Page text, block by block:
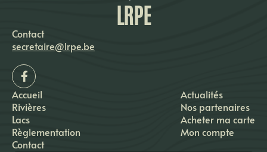
LRPE
Contact
secretaire@lrpe.be
Accueil
Rivières
Lacs
Règlementation
Contact
Actualités
Nos partenaires
Acheter ma carte
Mon compte